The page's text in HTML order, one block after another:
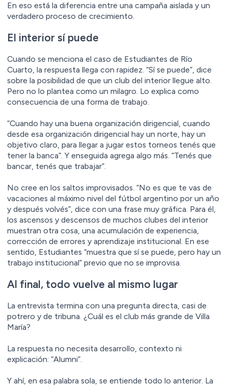
En eso está la diferencia entre una campaña aislada y un
verdadero proceso de crecimiento.
El interior sí puede
Cuando se menciona el caso de Estudiantes de Río
Cuarto, la respuesta llega con rapidez. “Sí se puede”, dice
sobre la posibilidad de que un club del interior llegue alto.
Pero no lo plantea como un milagro. Lo explica como
consecuencia de una forma de trabajo.
“Cuando hay una buena organización dirigencial, cuando
desde esa organización dirigencial hay un norte, hay un
objetivo claro, para llegar a jugar estos torneos tenés que
tener la banca”. Y enseguida agrega algo más. “Tenés que
bancar, tenés que trabajar”.
No cree en los saltos improvisados. “No es que te vas de
vacaciones al máximo nivel del fútbol argentino por un año
y después volvés”, dice con una frase muy gráfica. Para él,
los ascensos y descensos de muchos clubes del interior
muestran otra cosa, una acumulación de experiencia,
corrección de errores y aprendizaje institucional. En ese
sentido, Estudiantes “muestra que sí se puede, pero hay un
trabajo institucional” previo que no se improvisa.
Al final, todo vuelve al mismo lugar
La entrevista termina con una pregunta directa, casi de
potrero y de tribuna. ¿Cuál es el club más grande de Villa
María?
La respuesta no necesita desarrollo, contexto ni
explicación: “Alumni”.
Y ahí, en esa palabra sola, se entiende todo lo anterior. La